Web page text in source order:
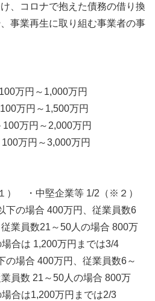
、コロナで抱えた債務の借り換
事業再生に取り組む事業者の事
万円～1,000万円
万円～1,500万円
万円～2,000万円
万円～3,000万円
） ・中堅企業等 1/2（※２）
の場合 400万円、従業員数6
業員数21～50人の場合 800万
合は 1,200万円までは3/4
の場合 400万円、従業員数6～
員数 21～50人の場合 800万
合は1,200万円までは2/3